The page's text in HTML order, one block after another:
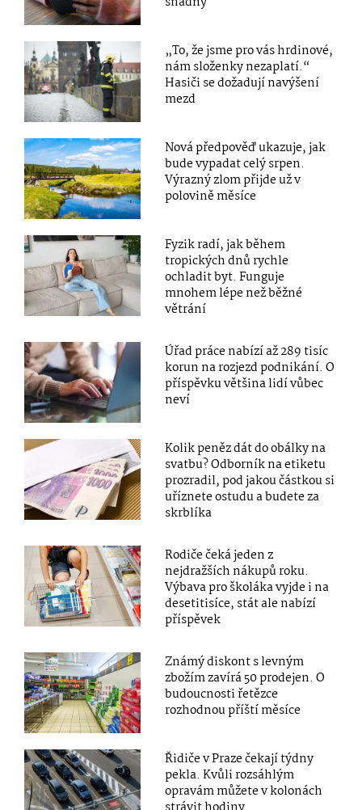
„To, že jsme pro vás hrdinové,
nám složenky nezaplatí.“
Hasiči se dožadují navýšení
mezd
Nová předpověď ukazuje, jak
bude vypadat celý srpen.
Výrazný zlom přijde už v
polovině měsíce
Fyzik radí, jak během
tropických dnů rychle
ochladit byt. Funguje
mnohem lépe než běžné
větrání
Úřad práce nabízí až 289 tisíc
korun na rozjezd podnikání. O
příspěvku většina lidí vůbec
neví
Kolik peněz dát do obálky na
svatbu? Odborník na etiketu
prozradil, pod jakou částkou si
uříznete ostudu a budete za
skrblíka
Rodiče čeká jeden z
nejdražších nákupů roku.
Výbava pro školáka vyjde i na
desetitisíce, stát ale nabízí
příspěvek
Známý diskont s levným
zbožím zavírá 50 prodejen. O
budoucnosti řetězce
rozhodnou příští měsíce
Řidiče v Praze čekají týdny
pekla. Kvůli rozsáhlým
opravám můžete v kolonách